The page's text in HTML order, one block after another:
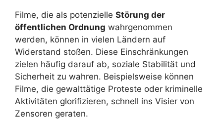
Filme, die als potenzielle Störung der
öffentlichen Ordnung wahrgenommen
werden, können in vielen Ländern auf
Widerstand stoßen. Diese Einschränkungen
zielen häufig darauf ab, soziale Stabilität und
Sicherheit zu wahren. Beispielsweise können
Filme, die gewalttätige Proteste oder kriminelle
Aktivitäten glorifizieren, schnell ins Visier von
Zensoren geraten.